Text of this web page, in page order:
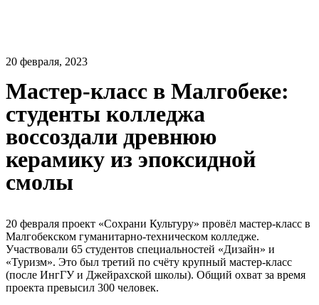
20 февраля, 2023
Мастер-класс в Малгобеке:
студенты колледжа
воссоздали древнюю
керамику из эпоксидной
смолы
20 февраля проект «Сохрани Культуру» провёл мастер-класс в
Малгобекском гуманитарно-техническом колледже.
Участвовали 65 студентов специальностей «Дизайн» и
«Туризм». Это был третий по счёту крупный мастер-класс
(после ИнгГУ и Джейрахской школы). Общий охват за время
проекта превысил 300 человек.